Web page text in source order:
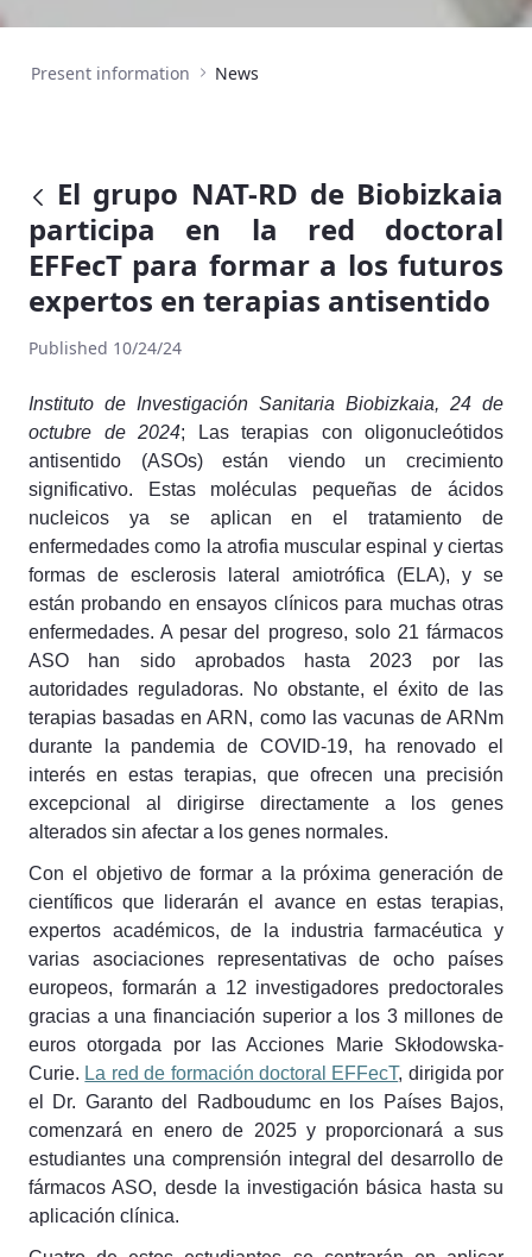
Present information News
El grupo NAT-RD de Biobizkaia
participa en la red doctoral
EFFecT para formar a los futuros
expertos en terapias antisentido
Published 10/24/24
Instituto de Investigación Sanitaria Biobizkaia, 24 de
octubre de 2024; Las terapias con oligonucleótidos
antisentido (ASOs) están viendo un crecimiento
significativo. Estas moléculas pequeñas de ácidos
nucleicos ya se aplican en el tratamiento de
enfermedades como la atrofia muscular espinal y ciertas
formas de esclerosis lateral amiotrófica (ELA), y se
están probando en ensayos clínicos para muchas otras
enfermedades. A pesar del progreso, solo 21 fármacos
ASO han sido aprobados hasta 2023 por las
autoridades reguladoras. No obstante, el éxito de las
terapias basadas en ARN, como las vacunas de ARNm
durante la pandemia de COVID-19, ha renovado el
interés en estas terapias, que ofrecen una precisión
excepcional al dirigirse directamente a los genes
alterados sin afectar a los genes normales.
Con el objetivo de formar a la próxima generación de
científicos que liderarán el avance en estas terapias,
expertos académicos, de la industria farmacéutica y
varias asociaciones representativas de ocho países
europeos, formarán a 12 investigadores predoctorales
gracias a una financiación superior a los 3 millones de
euros otorgada por las Acciones Marie Skłodowska-
Curie. La red de formación doctoral EFFecT, dirigida por
el Dr. Garanto del Radboudumc en los Países Bajos,
comenzará en enero de 2025 y proporcionará a sus
estudiantes una comprensión integral del desarrollo de
fármacos ASO, desde la investigación básica hasta su
aplicación clínica.